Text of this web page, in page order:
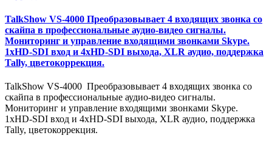
TalkShow VS-4000 Преобразовывает 4 входящих звонка со
скайпа в профессиональные аудио-видео сигналы.
Мониторинг и управление входящими звонками Skype.
1xHD-SDI вход и 4xHD-SDI выхода, XLR аудио, поддержка
Tally, цветокоррекция.
TalkShow VS-4000 Преобразовывает 4 входящих звонка со
скайпа в профессиональные аудио-видео сигналы.
Мониторинг и управление входящими звонками Skype.
1xHD-SDI вход и 4xHD-SDI выхода, XLR аудио, поддержка
Tally, цветокоррекция.